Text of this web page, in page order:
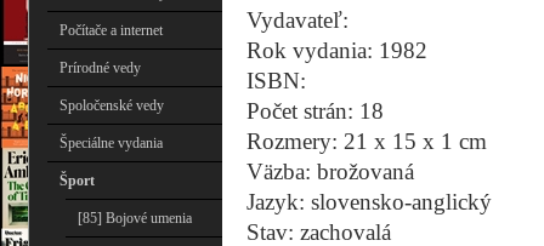
Počítače a internet
Prírodné vedy
Spoločenské vedy
Špeciálne vydania
Šport
[85] Bojové umenia
Vydavateľ:
Rok vydania: 1982
ISBN:
Počet strán: 18
Rozmery: 21 x 15 x 1 cm
Väzba: brožovaná
Jazyk: slovensko-anglický
Stav: zachovalá